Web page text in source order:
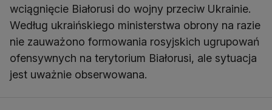
wciągnięcie Białorusi do wojny przeciw Ukrainie.
Według ukraińskiego ministerstwa obrony na razie
nie zauważono formowania rosyjskich ugrupowań
ofensywnych na terytorium Białorusi, ale sytuacja
jest uważnie obserwowana.